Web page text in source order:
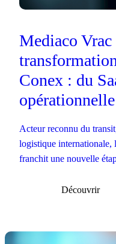
Mediaco Vrac
Conex : du
opérationnelle
Acteur reconnu du
logistique internationale, le
franchit une nouvelle
Découvrir